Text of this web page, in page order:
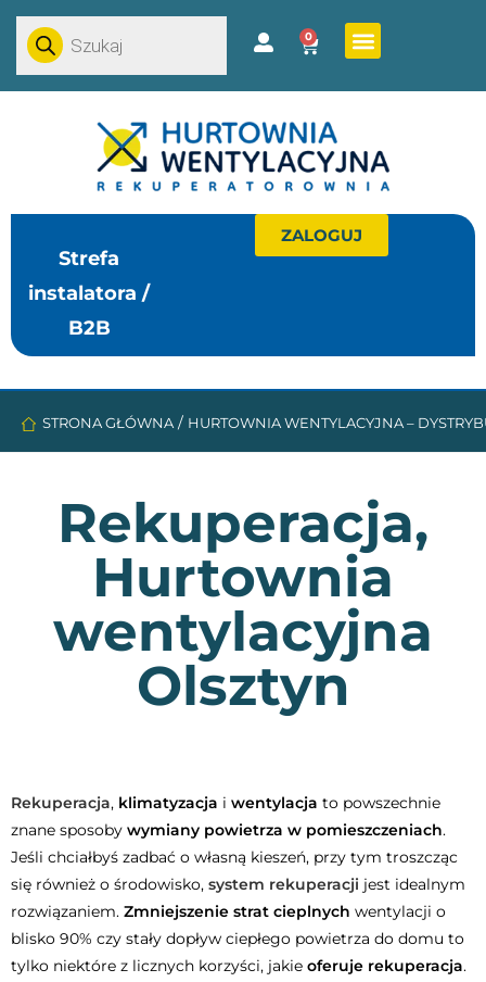
0
Strefa
instalatora /
B2B
ZALOGUJ
STRONA GŁÓWNA / HURTOWNIA WENTYLACYJNA –
Rekuperacja,
Hurtownia
wentylacyjna
Olsztyn
Rekuperacja, klimatyzacja i wentylacja to powszechnie
znane sposoby wymiany powietrza w pomieszczeniach.
Jeśli chciałbyś zadbać o własną kieszeń, przy tym troszcząc
się również o środowisko, system rekuperacji jest idealnym
rozwiązaniem. Zmniejszenie strat cieplnych wentylacji o
blisko 90% czy stały dopływ ciepłego powietrza do domu to
tylko niektóre z licznych korzyści, jakie oferuje rekuperacja.